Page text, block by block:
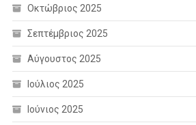
Οκτώβριος 2025
Σεπτέμβριος 2025
Αύγουστος 2025
Ιούλιος 2025
Ιούνιος 2025